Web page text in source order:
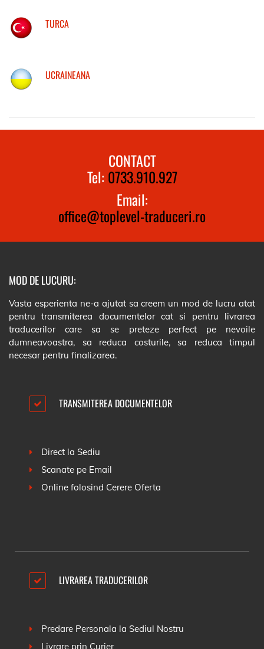
TURCA
UCRAINEANA
CONTACT
Tel: 0733.910.927
Email:
office@toplevel-traduceri.ro
MOD DE LUCURU:
Vasta esperienta ne-a ajutat sa creem un mod de lucru atat
pentru transmiterea documentelor cat si pentru livrarea
traducerilor care sa se preteze perfect pe nevoile
dumneavoastra, sa reduca costurile, sa reduca timpul
necesar pentru finalizarea.
TRANSMITEREA DOCUMENTELOR
Direct la Sediu
Scanate pe Email
Online folosind Cerere Oferta
LIVRAREA TRADUCERILOR
Predare Personala la Sediul Nostru
Livrare prin Curier